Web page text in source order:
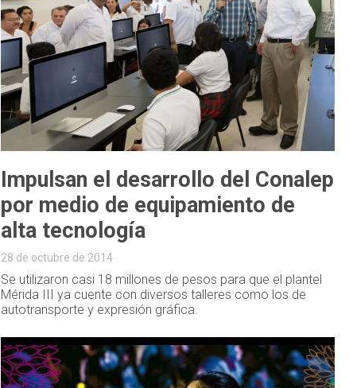
Impulsan el desarrollo del Conalep
por medio de equipamiento de
alta tecnología
28 de octubre de 2014
Se utilizaron casi 18 millones de pesos para que el plantel
Mérida III ya cuente con diversos talleres como los de
autotransporte y expresión gráfica.